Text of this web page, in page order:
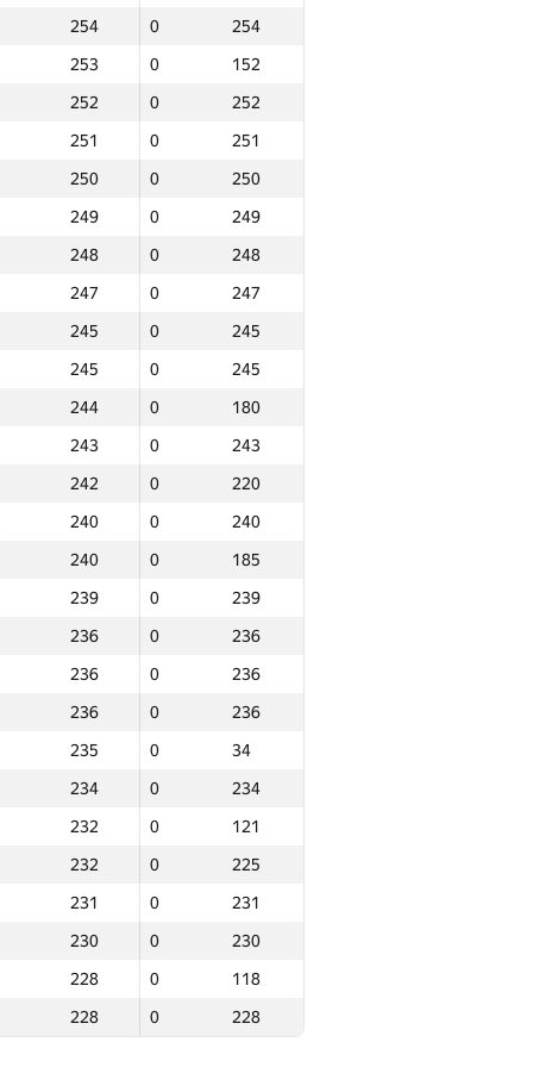
254 0
254
253 0
152
252 0
252
251 0
251
250 0
250
249 0
249
248 0
248
247 0
247
245 0
245
245 0
245
244 0
180
243 0
243
242 0
220
240 0
240
240 0
185
239 0
239
236 0
236
236 0
236
236 0
236
235 0
34
234 0
234
232 0
121
232 0
225
231 0
231
230 0
230
228 0
118
228 0 228
277 0
277
276 0
169
275 0
275
274 0
175
272 0
68
272 0
139
271 0
271
270 0
270
269 0
269
268 0
268
267 0
183
266 0
122
265 0
211
264 0
264
263 0
263
261 0
261
261 0
88
260 0
183
259 0
130
258 0
258
257 0
201
256 0
256
254 0
224
254 0
254
253 0
152
252 0
252
251 0
251